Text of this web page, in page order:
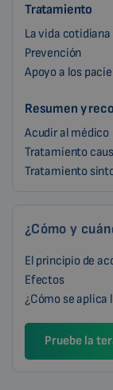
Tratamiento
La vida cotidiana
Prevención
Apoyo a los
Resumen y
Acudir al médico
Tratamiento
Tratamiento
¿Cómo y
El principio de
Efectos
¿Cómo se aplica
Pruebe la